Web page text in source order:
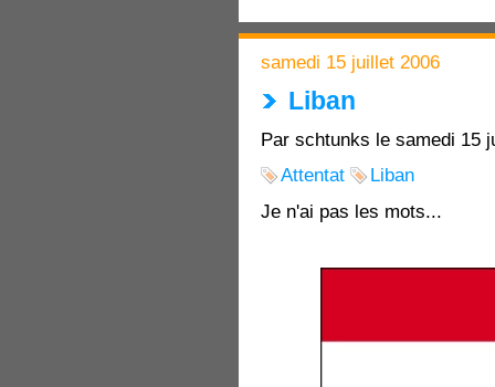
samedi 15 juillet 2006
Liban
Par schtunks le samedi 15
Attentat
Liban
Je n'ai pas les mots...